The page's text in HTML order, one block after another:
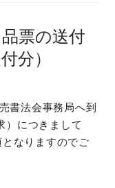
票の送付
分）
書法会事務局へ到
）につきまして
なりますのでご